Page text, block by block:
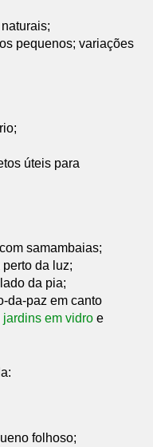
pequenos; variações
úteis para
samambaias;
da luz;
da pia;
da-paz em canto
jardins em vidro e
folhoso;